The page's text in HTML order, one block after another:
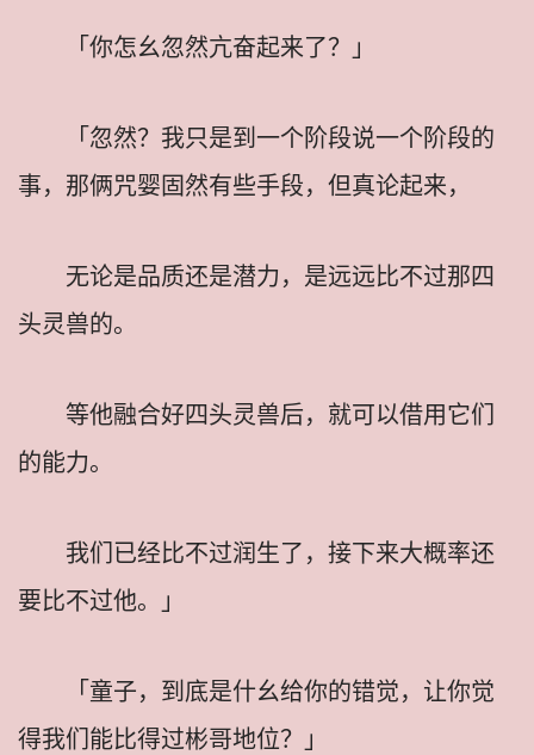
「你怎幺忽然亢奋起来了？」
「忽然？我只是到一个阶段说一个阶段的
事，那俩咒婴固然有些手段，但真论起来，
无论是品质还是潜力，是远远比不过那四
头灵兽的。
等他融合好四头灵兽后，就可以借用它们
的能力。
我们已经比不过润生了，接下来大概率还
要比不过他。」
「童子，到底是什幺给你的错觉，让你觉
得我们能比得过彬哥地位？」